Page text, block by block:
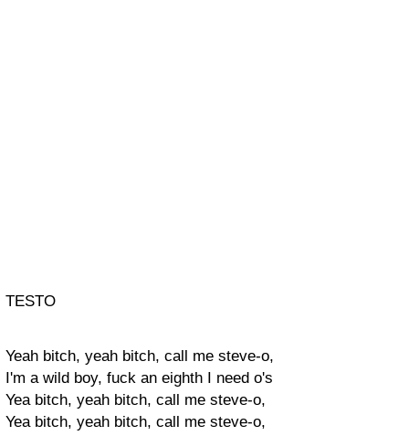
TESTO
Yeah bitch, yeah bitch, call me steve-o,
I'm a wild boy, fuck an eighth I need o's
Yea bitch, yeah bitch, call me steve-o,
Yea bitch, yeah bitch, call me steve-o,